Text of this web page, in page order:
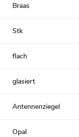
Braas
Stk
flach
glasiert
Antennenziegel
Opal